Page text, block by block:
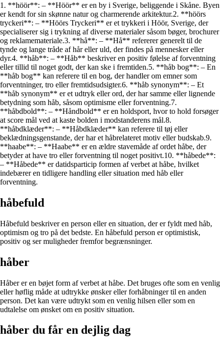
1. **höör**: – **Höör** er en by i Sverige, beliggende i Skåne. Byen
er kendt for sin skønne natur og charmerende arkitektur.2. **höörs
tryckeri**: – **Höörs Tryckeri** er et trykkeri i Höör, Sverige, der
specialiserer sig i trykning af diverse materialer såsom bøger, brochurer
og reklamemateriale.3. **hå**: – **Hå** refererer generelt til de
tynde og lange tråde af hår eller uld, der findes på mennesker eller
dyr.4. **håb**: – **Håb** beskriver en positiv følelse af forventning
eller tillid til noget godt, der kan ske i fremtiden.5. **håb bog**: – En
**håb bog** kan referere til en bog, der handler om emner som
forventninger, tro eller fremtidsudsigter.6. **håb synonym**: – Et
**håb synonym** er et udtryk eller ord, der har samme eller lignende
betydning som håb, såsom optimisme eller forventning.7.
**håbdbold**: – **Håndbold** er en holdsport, hvor to hold forsøger
at score mål ved at kaste bolden i modstanderens mål.8.
**håbdklæder**: – **Håbdklæder** kan referere til tøj eller
beklædningsgenstande, der har et håbrelateret motiv eller budskab.9.
**haabe**: – **Haabe** er en ældre stavemåde af ordet håbe, der
betyder at have tro eller forventning til noget positivt.10. **håbede**:
– **Håbede** er datidsparticip formen af verbet at håbe, hvilket
indebærer en tidligere handling eller situation med håb eller
forventning.
håbefuld
Håbefuld beskriver en person eller en situation, der er fyldt med håb,
optimism og tro på det bedste. En håbefuld person er optimistisk,
positiv og ser muligheder fremfor begrænsninger.
håber
Håber er en bøjet form af verbet at håbe. Det bruges ofte som en venlig
eller høflig måde at udtrykke ønsker eller forhåbninger til en anden
person. Det kan være udtrykt som en venlig hilsen eller som en
udtalelse om ønsket om en positiv situation.
håber du får en dejlig dag